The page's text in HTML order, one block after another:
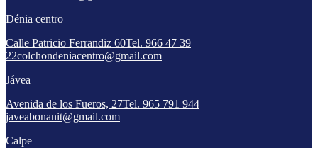
Dénia centro
Calle Patricio Ferrandiz 60Tel. 966 47 39
22colchondeniacentro@gmail.com
Jávea
Avenida de los Fueros, 27Tel. 965 791 944
javeabonanit@gmail.com
Calpe